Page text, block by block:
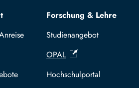
Forschung & Lehre
Studienangebot
OPAL
Hochschulportal